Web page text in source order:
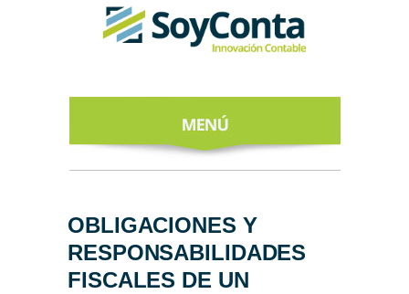
ACERCA DE
NUESTROS
EXPERTOS
OBLIGACIONES Y
RESPONSABILIDADES
FISCALES DE UN